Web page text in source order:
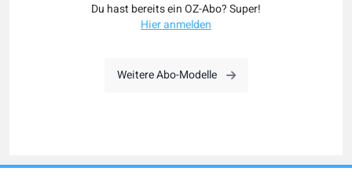
Du hast bereits ein OZ-Abo? Super!
Hier anmelden
Weitere Abo-Modelle